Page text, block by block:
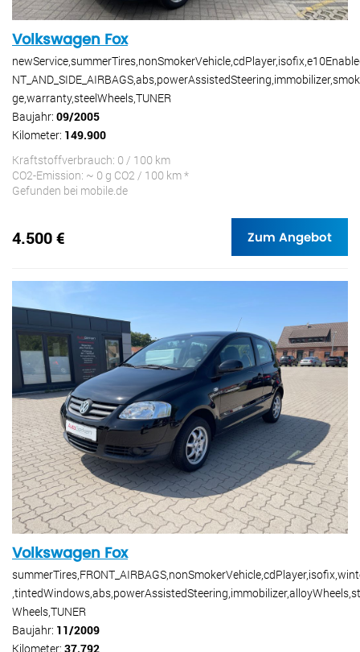
Volkswagen Fox
ge,warranty,steelWheels,TUNER
Baujahr: 09/2005
Kilometer: 149.900
Kraftstoffverbrauch: 0 / 100 km
CO2-Emission: ~ 0 g CO2 / 100 km *
Gefunden bei mobile.de
4.500 € Zum Angebot
Volkswagen Fox
Wheels,TUNER
Baujahr: 11/2009
Kilometer: 37.792